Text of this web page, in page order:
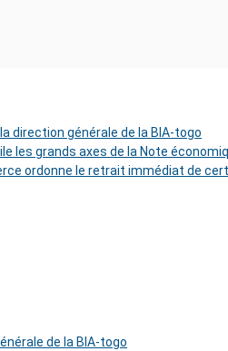
direction générale de la BIA-togo
les grands axes de la Note
ordonne le retrait immédiat de
de la BIA-togo